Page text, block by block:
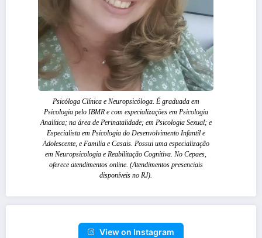
Psicóloga Clínica e Neuropsicóloga. É graduada em
Psicologia pelo IBMR e com especializações em Psicologia
Analítica; na área de Perinatalidade; em Psicologia Sexual; e
Especialista em Psicologia do Desenvolvimento Infantil e
Adolescente, e Familia e Casais. Possui uma especialização
em Neuropsicologia e Reabilitação Cognitiva. No Cepaes,
oferece atendimentos online. (Atendimentos presenciais
disponíveis no RJ).
View on Instagram